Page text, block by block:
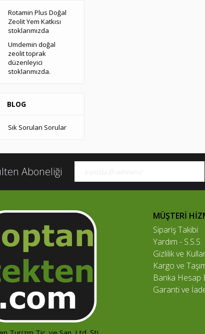
Rotamin Plus Doğal
Zeolit Yem Katkısı
stoklarımızda
Umdemin doğal
zeolit toprak
düzenleyici
stoklarımızda.
BLOG
Sık Sorulan Sorular
Aboneliği
MÜŞTERİ
Sipariş Takibi
Yardım - S.S.S
Gizlilik ve
Kargo ve
Banka Hesap
Garanti ve